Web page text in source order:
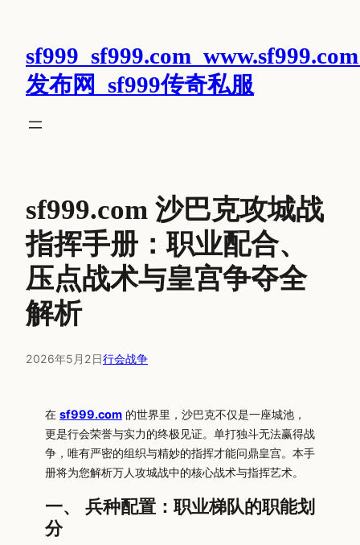
发布网_sf999传奇私服
sf999.com 沙巴克攻城战
指挥手册：职业配合、
压点战术与皇宫争夺全
解析
2026年5月2日行会战争
在 sf999.com 的世界里，沙巴克不仅是一座城池，
更是行会荣誉与实力的终极见证。单打独斗无法赢得战
争，唯有严密的组织与精妙的指挥才能问鼎皇宫。本手
册将为您解析万人攻城战中的核心战术与指挥艺术。
一、 兵种配置：职业梯队的职能划
分